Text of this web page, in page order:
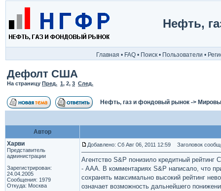
Нефть,
Главная • FAQ• Поиск• Пользователи •
Дефолт США
На страницу Пред. 1, 2, 3 След.
Нефть, газ и фондовый рынок ->
Автор
Харви
Представитель
администрации
Зарегистрирован:
24.04.2005
Сообщения: 1979
Откуда: Москва
Добавлено: Сб Авг 06, 2011 12:59 Заголовок
Агентство S&P понизило кредитный
- AAA. В комментариях S&P написало, что
сохранять максимально высокий рейтинг
означает возможность дальнейшего